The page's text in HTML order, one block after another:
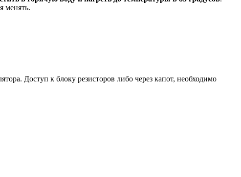
менять.
Доступ к блоку резисторов либо через капот, необходимо